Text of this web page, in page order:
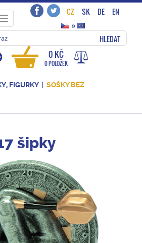
Toggle
navigation
CZ SK DE
EN
»
HLEDAT
0 KČ
0 POLOŽEK
FIGURKY
SOŠKY BEZ
šipky